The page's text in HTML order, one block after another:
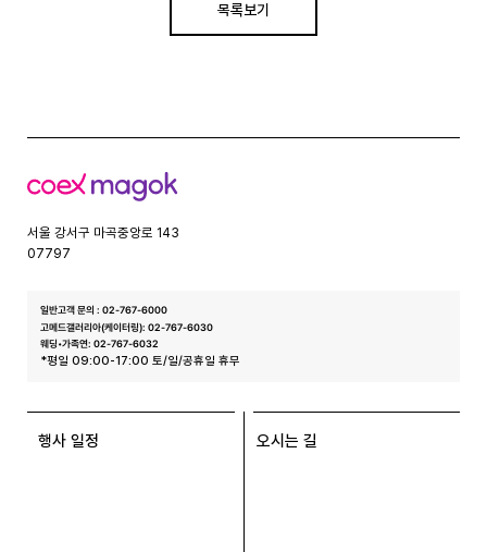
목록보기
코
스
서울 강서구 마곡중앙로 143
07797
일반고객 문의 : 02-767-6000
고메드갤러리아(케이터링): 02-767-6030
웨딩•가족연: 02-767-6032
*평일 09:00-17:00 토/일/공휴일 휴무
행사 일정 오시는 길